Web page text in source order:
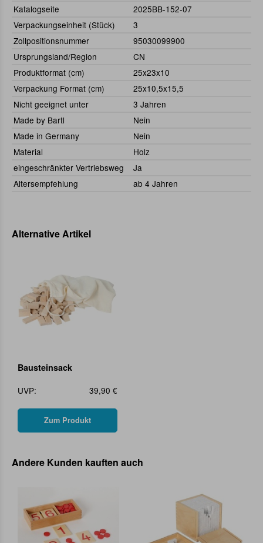
Katalogseite
2025BB-152-07
Verpackungseinheit (Stück)
3
Zollpositionsnummer
95030099900
Ursprungsland/Region
CN
Produktformat (cm)
25x23x10
Verpackung Format (cm)
25x10,5x15,5
Nicht geeignet unter
3 Jahren
Made by Bartl
Nein
Made in Germany
Nein
Material
Holz
eingeschränkter Vertriebsweg
Ja
Altersempfehlung
ab 4 Jahren
Alternative Artikel
Bausteinsack
UVP:
39,90 €
Zum Produkt
Andere Kunden kauften auch